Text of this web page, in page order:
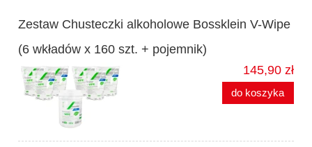
Zestaw Chusteczki alkoholowe Bossklein V-Wipe
(6 wkładów x 160 szt. + pojemnik)
145,90 zł
do koszyka